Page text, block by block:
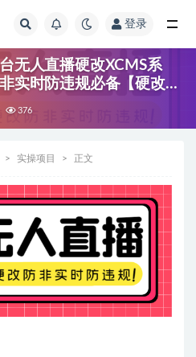
登录
无人直播硬改XCMS系
实时防违规必备【硬改软
376
实操项目 正文